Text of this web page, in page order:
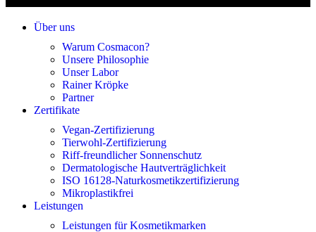
Über uns
Warum Cosmacon?
Unsere Philosophie
Unser Labor
Rainer Kröpke
Partner
Zertifikate
Vegan-Zertifizierung
Tierwohl-Zertifizierung
Riff-freundlicher Sonnenschutz
Dermatologische Hautverträglichkeit
ISO 16128-Naturkosmetikzertifizierung
Mikroplastikfrei
Leistungen
Leistungen für Kosmetikmarken